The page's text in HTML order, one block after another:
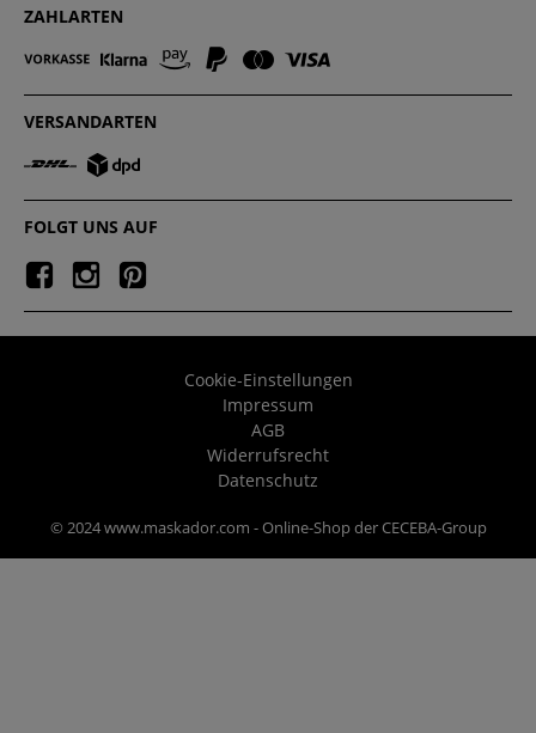
ZAHLARTEN
VERSANDARTEN
FOLGT UNS AUF
Cookie-Einstellungen
Impressum
AGB
Widerrufsrecht
Datenschutz
© 2024 www.maskador.com - Online-Shop der CECEBA-Group